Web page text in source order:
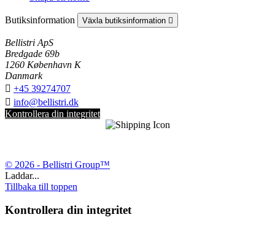
Butiksinformation Växla butiksinformation 
Bellistri ApS
Bredgade 69b
1260 København K
Danmark
 +45 39274707
 info@bellistri.dk
Kontrollera din integritet
© 2026 - Bellistri Group™
Laddar...
Tillbaka till toppen
Kontrollera din integritet